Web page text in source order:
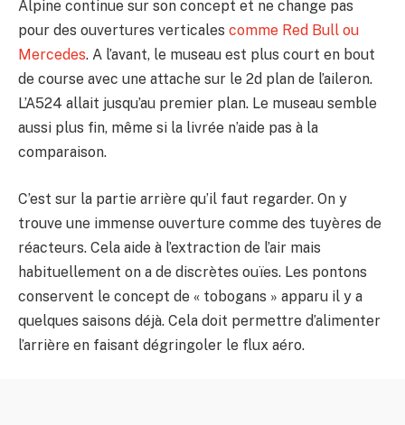
Alpine continue sur son concept et ne change pas
pour des ouvertures verticales comme Red Bull ou
Mercedes. A l’avant, le museau est plus court en bout
de course avec une attache sur le 2d plan de l’aileron.
L’A524 allait jusqu’au premier plan. Le museau semble
aussi plus fin, même si la livrée n’aide pas à la
comparaison.
C’est sur la partie arrière qu’il faut regarder. On y
trouve une immense ouverture comme des tuyères de
réacteurs. Cela aide à l’extraction de l’air mais
habituellement on a de discrètes ouïes. Les pontons
conservent le concept de « tobogans » apparu il y a
quelques saisons déjà. Cela doit permettre d’alimenter
l’arrière en faisant dégringoler le flux aéro.